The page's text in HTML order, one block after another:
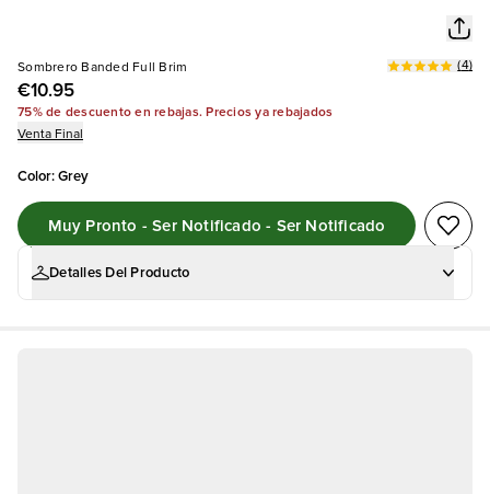
Sombrero Banded Full Brim
€10.95
(4)
75% de descuento en rebajas. Precios ya rebajados
Venta Final
Color:Grey
Muy Pronto - Ser Notificado - Ser Notificado
Detalles Del Producto